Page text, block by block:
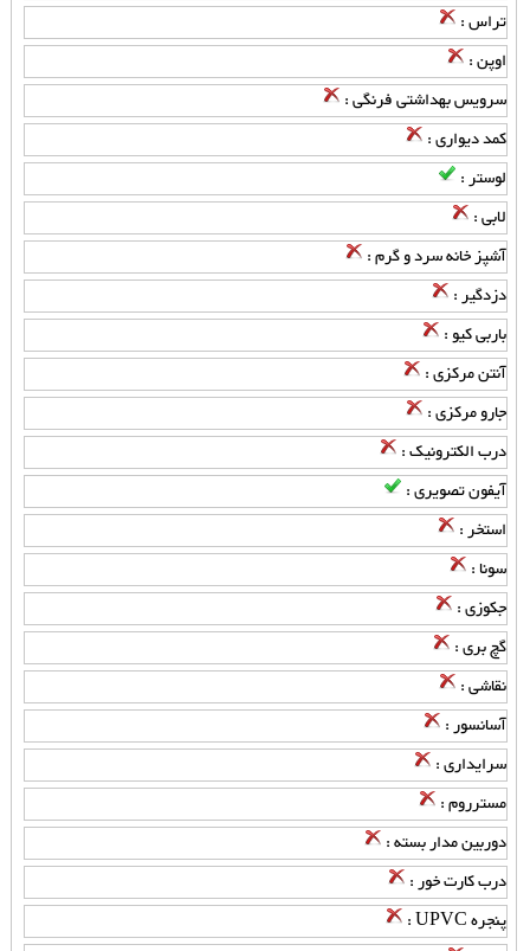
تراس :
اوپن :
سرویس بهداشتی فرنگی :
کمد دیواری :
لوستر :
لابی :
آشپز خانه سرد و گرم :
دزدگیر :
باربی کیو :
آنتن مرکزی :
جارو مرکزی :
درب الکترونیک :
آیفون تصویری :
استخر :
سونا :
جکوزی :
گچ بری :
نقاشی :
آسانسور :
سرایداری :
مسترروم :
دوربین مدار بسته :
درب کارت خور :
پنجره UPVC :